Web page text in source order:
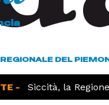
DEL
Siccità, la Regione